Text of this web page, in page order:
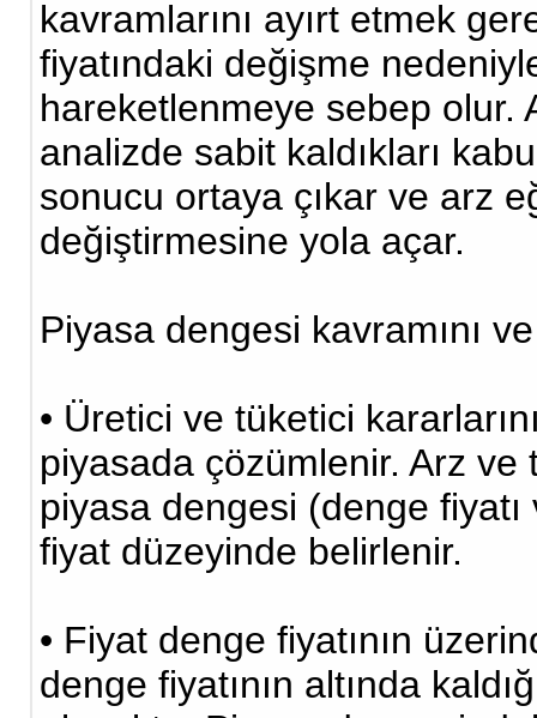
kavramlarını ayırt etmek
fiyatındaki değişme
hareketlenmeye sebep olur.
analizde sabit kaldıkları
sonucu ortaya çıkar ve arz
değiştirmesine yola açar.
Piyasa dengesi kavramını
• Üretici ve tüketici
piyasada çözümlenir. Arz ve
piyasa dengesi (denge
fiyat düzeyinde belirlenir.
• Fiyat denge fiyatının
denge fiyatının altında